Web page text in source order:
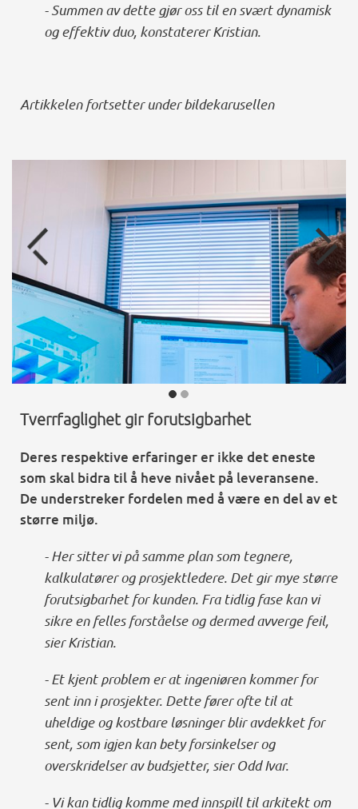
- Summen av dette gjør oss til en svært dynamisk
og effektiv duo, konstaterer Kristian.
Artikkelen fortsetter under bildekarusellen
Tverrfaglighet gir forutsigbarhet
Deres respektive erfaringer er ikke det eneste
som skal bidra til å heve nivået på leveransene.
De understreker fordelen med å være en del av et
større miljø.
- Her sitter vi på samme plan som tegnere,
kalkulatører og prosjektledere. Det gir mye større
forutsigbarhet for kunden. Fra tidlig fase kan vi
sikre en felles forståelse og dermed avverge feil,
sier Kristian.
- Et kjent problem er at ingeniøren kommer for
sent inn i prosjekter. Dette fører ofte til at
uheldige og kostbare løsninger blir avdekket for
sent, som igjen kan bety forsinkelser og
overskridelser av budsjetter, sier Odd Ivar.
- Vi kan tidlig komme med innspill til arkitekt om